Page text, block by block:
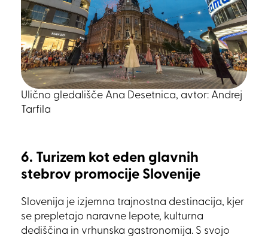
Ulično gledališče Ana Desetnica, avtor: Andrej
Tarfila
6. Turizem kot eden glavnih
stebrov promocije Slovenije
Slovenija je izjemna trajnostna destinacija, kjer
se prepletajo naravne lepote, kulturna
dediščina in vrhunska gastronomija. S svojo